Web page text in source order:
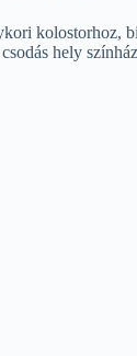
kolostorhoz,
hely